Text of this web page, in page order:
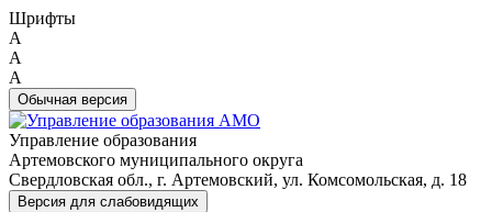
Шрифты
A
A
A
Обычная версия
Управление образования
Артемовского муниципального округа
Свердловская обл., г. Артемовский, ул. Комсомольская, д. 18
Версия для слабовидящих